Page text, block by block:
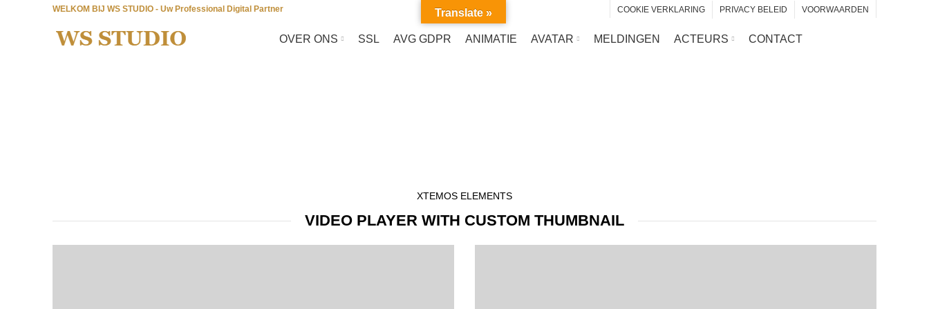
WELKOM BIJ WS STUDIO - Uw Professional Digital Partner COOKIE VERKLARING PRIVACY BELEID VOORWAARDEN
OVER ONS SSL AVG GDPR ANIMATIE AVATAR MELDINGEN ACTEURS CONTACT
XTEMOS ELEMENTS
VIDEO PLAYER WITH CUSTOM THUMBNAIL
Translate »